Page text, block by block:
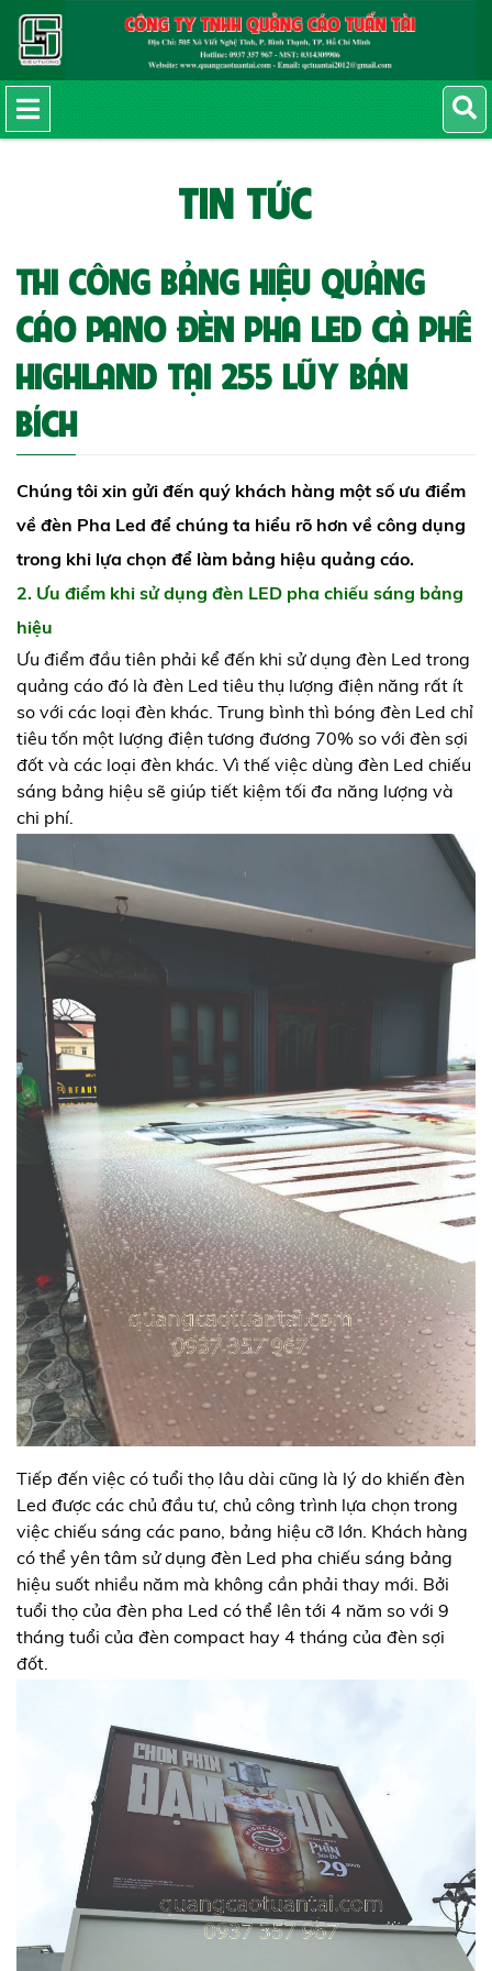
TIN TỨC
THI CÔNG BẢNG HIỆU QUẢNG
CÁO PANO ĐÈN PHA LED CÀ PHÊ
HIGHLAND TẠI 255 LŨY BÁN
BÍCH
Chúng tôi xin gửi đến quý khách hàng một số ưu điểm
về đèn Pha Led để chúng ta hiểu rõ hơn về công dụng
trong khi lựa chọn để làm bảng hiệu quảng cáo.
2. Ưu điểm khi sử dụng đèn LED pha chiếu sáng bảng
hiệu
Ưu điểm đầu tiên phải kể đến khi sử dụng đèn Led trong
quảng cáo đó là đèn Led tiêu thụ lượng điện năng rất ít
so với các loại đèn khác. Trung bình thì bóng đèn Led chỉ
tiêu tốn một lượng điện tương đương 70% so với đèn sợi
đốt và các loại đèn khác. Vì thế việc dùng đèn Led chiếu
sáng bảng hiệu sẽ giúp tiết kiệm tối đa năng lượng và
chi phí.
Tiếp đến việc có tuổi thọ lâu dài cũng là lý do khiến đèn
Led được các chủ đầu tư, chủ công trình lựa chọn trong
việc chiếu sáng các pano, bảng hiệu cỡ lớn. Khách hàng
có thể yên tâm sử dụng đèn Led pha chiếu sáng bảng
hiệu suốt nhiều năm mà không cần phải thay mới. Bởi
tuổi thọ của đèn pha Led có thể lên tới 4 năm so với 9
tháng tuổi của đèn compact hay 4 tháng của đèn sợi
đốt.